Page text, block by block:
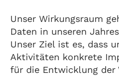
Unser Wirkungsraum
Daten in unseren
Unser Ziel ist es, dass
Aktivitäten konkrete
für die Entwicklung der